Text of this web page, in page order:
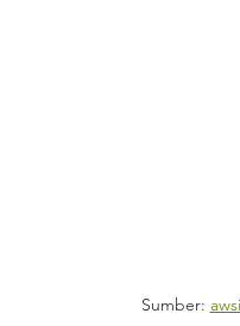
Sumber: